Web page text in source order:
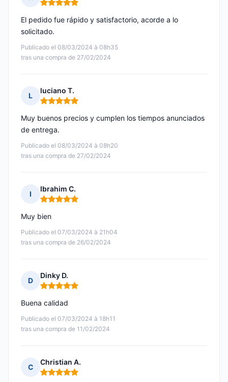
Nota: 5 de 5
Publicado el 08/03/2024 à 08h35
tras una compra de 27/02/2024
El pedido fue rápido y satisfactorio, acorde a lo
solicitado.
L
luciano T.
Nota: 5 de 5
Publicado el 08/03/2024 à 08h20
tras una compra de 27/02/2024
Muy buenos precios y cumplen los tiempos anunciados
de entrega.
I
Ibrahim C.
Nota: 5 de 5
Publicado el 07/03/2024 à 21h04
tras una compra de 26/02/2024
Muy bien
D
Dinky D.
Nota: 5 de 5
Publicado el 07/03/2024 à 18h11
tras una compra de 11/02/2024
Buena calidad
C
Christian A.
Nota: 5 de 5